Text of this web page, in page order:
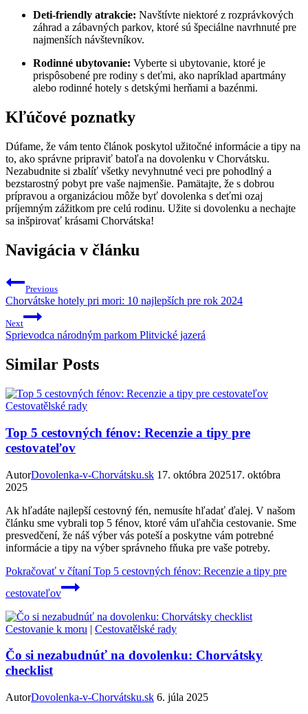
Deti-friendly atrakcie: Navštívte niektoré z rozprávkových
záhrad a zábavných parkov, ktoré sú špeciálne navrhnuté pre
najmenších návštevníkov.
Rodinné ubytovanie: Vyberte si ubytovanie, ktoré je
prispôsobené pre rodiny s deťmi, ako napríklad apartmány
alebo rodinné hotely s detskými herňami a bazénmi.
Kľúčové poznatky
Dúfame, že vám tento článok poskytol užitočné informácie a tipy na
to, ako správne pripraviť batoľa na dovolenku v Chorvátsku.
Nezabudnite si zbalíť všetky nevyhnutné veci pre pohodlný a
bezstarostný pobyt pre vaše najmenšie. Pamätajte, že s dobrou
prípravou a organizáciou môže byť dovolenka s deťmi ozaj
príjemným zážitkom pre celú rodinu. Užite si dovolenku a nechajte
sa inšpirovať krásami Chorvátska!
Navigácia v článku
Previous
Chorvátske hotely pri mori: 10 najlepších pre rok 2024
Next
Sprievodca národným parkom Plitvické jazerá
Similar Posts
Cestovatělské rady
Top 5 cestovných fénov: Recenzie a tipy pre
cestovateľov
AutorDovolenka-v-Chorvátsku.sk 17. októbra 202517. októbra
2025
Ak hľadáte najlepší cestovný fén, nemusíte hľadať ďalej. V našom
článku sme vybrali top 5 fénov, ktoré vám uľahčia cestovanie. Sme
presvedčení, že náš výber vás poteší a poskytne vám potrebné
informácie a tipy na výber správneho fňuka pre vaše potreby.
Pokračovať v čítaníTop 5 cestovných fénov: Recenzie a tipy pre
cestovateľov
Cestovanie k moru | Cestovatělské rady
Čo si nezabudnúť na dovolenku: Chorvátsky
checklist
AutorDovolenka-v-Chorvátsku.sk 6. júla 2025